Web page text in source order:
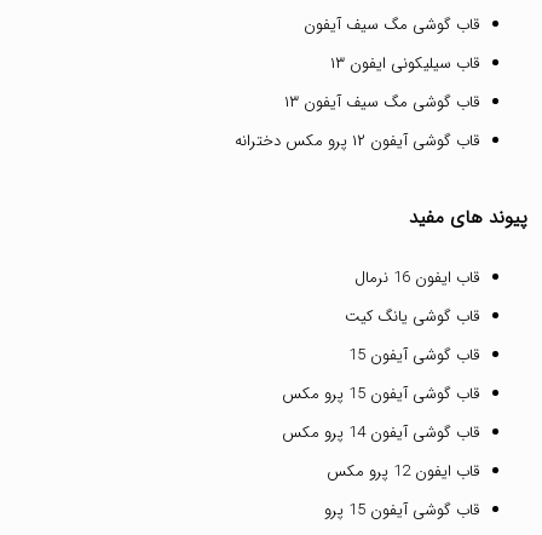
قاب گوشی مگ سیف آیفون
قاب سیلیکونی ایفون ۱۳
قاب گوشی مگ سیف آیفون ۱۳
قاب گوشی آیفون ۱۲ پرو مکس دخترانه
پیوند های مفید
قاب ایفون 16 نرمال
قاب گوشی یانگ کیت
قاب گوشی آیفون 15
قاب گوشی آیفون 15 پرو مکس
قاب گوشی آیفون 14 پرو مکس
قاب ایفون 12 پرو مکس
قاب گوشی آیفون 15 پرو